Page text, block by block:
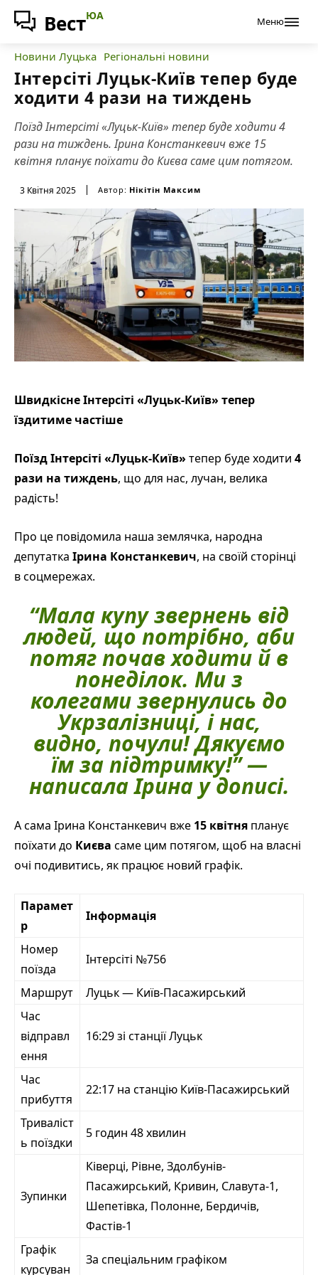
ВестЮА Меню
Новини Луцька Регіональні новини
Інтерсіті Луцьк-Київ тепер буде
ходити 4 рази на тиждень
Поїзд Інтерсіті «Луцьк-Київ» тепер буде ходити 4
рази на тиждень. Ірина Констанкевич вже 15
квітня планує поїхати до Києва саме цим потягом.
3 Квітня 2025 Автор: Нікітін Максим
Швидкісне Інтерсіті «Луцьк-Київ» тепер
їздитиме частіше
Поїзд Інтерсіті «Луцьк-Київ»тепер буде ходити 4
рази на тиждень, що для нас, лучан, велика
радість!
Про це повідомила наша землячка, народна
депутатка Ірина Констанкевич, на своїй сторінці
в соцмережах.
“Мала купу звернень від
людей, щопотрібно, аби
потяг почав ходити й в
понеділок. Ми з
колегами звернулись до
Укрзалізниці, і нас,
видно, почули! Дякуємо
їм за підтримку!” —
написала Ірина у дописі.
А сама Ірина Констанкевич вже 15 квітня планує
поїхати до Києва саме цим потягом, щоб на власні
очі подивитись, як працює новий графік.
Парамет
р
Інформація
Номер
поїзда
Інтерсіті №756
Маршрут
Луцьк — Київ-Пасажирський
Час
відправл
ення
16:29 зі станції Луцьк
Час
прибуття
22:17 на станцію Київ-Пасажирський
Триваліст
ь поїздки
5 годин 48 хвилин
Зупинки
Ківерці, Рівне, Здолбунів-
Пасажирський, Кривин, Славута-1,
Шепетівка, Полонне, Бердичів,
Фастів-1
Графік
курсуван
За спеціальним графіком